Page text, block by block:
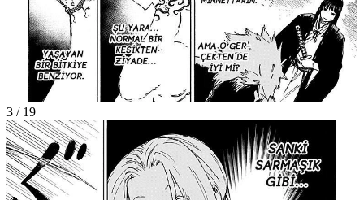
3 / 19